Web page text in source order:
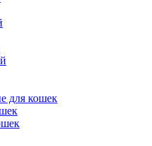
для кошек